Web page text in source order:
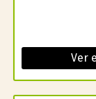
Ver